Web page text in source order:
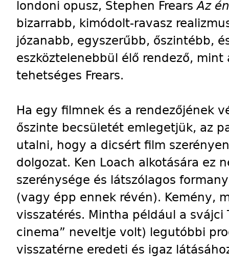
londoni opusz, Stephen FrearsAz
bizarrabb, kimódolt-ravasz
józanabb, egyszerűbb, őszintébb,
eszköztelenebbül élő rendező,
tehetséges Frears.
Ha egy filmnek és a rendezőjének
őszinte becsületét emlegetjük, az
utalni, hogy a dicsért film
dolgozat. Ken Loach alkotására ez
szerénysége és látszólagos
(vagy épp ennek révén). Kemény,
visszatérés. Mintha például a svájci
cinema” neveltje volt) legutóbbi
visszatérne eredeti és igaz